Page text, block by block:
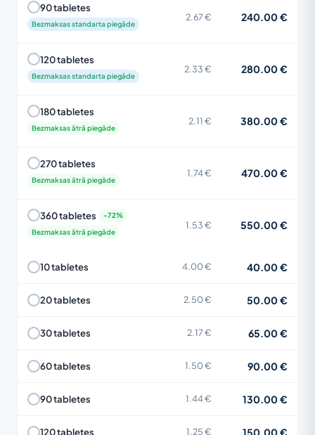
90 tabletes
Bezmaksas standarta piegāde
2.67 € 240.00 €
120 tabletes
Bezmaksas standarta piegāde
2.33 € 280.00 €
180 tabletes
Bezmaksas ātrā piegāde
2.11 € 380.00 €
270 tabletes
Bezmaksas ātrā piegāde
1.74 € 470.00 €
360 tabletes
Bezmaksas ātrā piegāde
1.53 € 550.00 €
10 tabletes 4.00 € 40.00 €
20 tabletes 2.50 € 50.00 €
30 tabletes 2.17 € 65.00 €
60 tabletes 1.50 € 90.00 €
90 tabletes 1.44 € 130.00 €
120 tabletes 1.25 € 150.00 €